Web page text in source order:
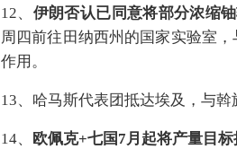
12、 伊朗否认已同意将部分浓缩
周四前往田纳西州的国家实验室
作用。
13、哈马斯代表团抵达埃及，与斡
14、 欧佩克+七国7月起将产量目标